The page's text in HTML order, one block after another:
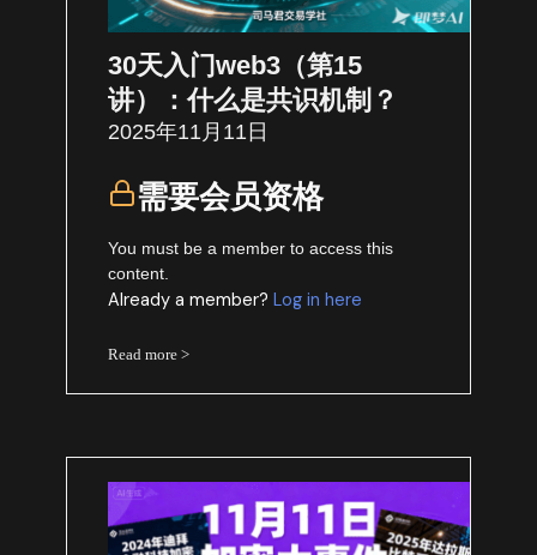
30天入门web3（第15
讲）：什么是共识机制？
2025年11月11日
需要会员资格
You must be a member to access this
content.
Already a member?Log in here
Read more >